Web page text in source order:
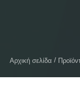
Αρχική σελίδα